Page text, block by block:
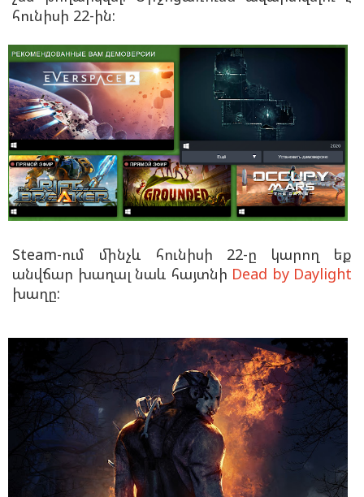
հունիսի 22-ին:
Steam-ում մինչև հունիսի 22-ը կարող եք
անվճար խաղալ նաև հայտնի Dead by Daylight
խաղը: